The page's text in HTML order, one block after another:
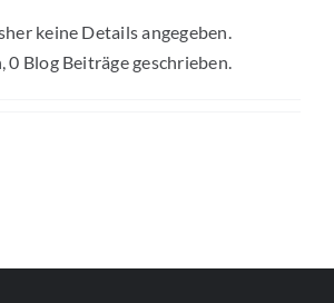
keine Details angegeben.
0 Blog Beiträge geschrieben.